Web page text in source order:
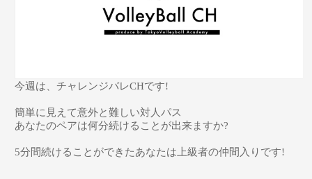
今週は、チャレンジバレCHです!
簡単に見えて意外と難しい対人パス
あなたのペアは何分続けることが出来ますか?
5分間続けることができたあなたは上級者の仲間入りです!